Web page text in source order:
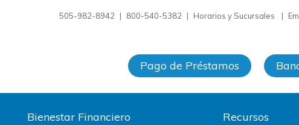
505-982-8942 | 800-540-5382 | Horarios y Sucursales |
Pago de Préstamos
Bienestar Financiero Recursos